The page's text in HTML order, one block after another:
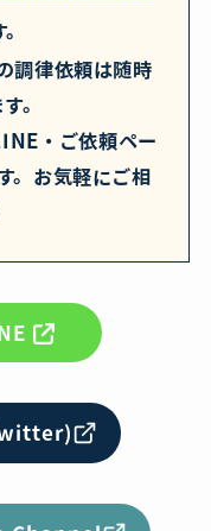
調律依頼は随時
。
・ご依頼ペー
。お気軽にご相